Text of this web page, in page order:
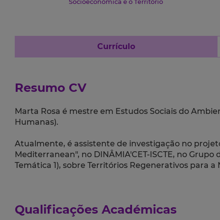
Socioeconómica e o Território
Currículo
Resumo CV
Marta Rosa é mestre em Estudos Sociais do
Humanas).
Atualmente, é assistente de investigação no
Mediterranean", no DINÂMIA'CET-ISCTE, no
Temática 1), sobre Territórios Regenerativos para
Qualificações Académicas